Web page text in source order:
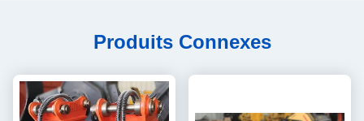
Produits Connexes